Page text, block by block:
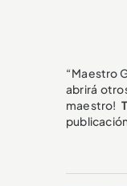
“Maestro
abrirá
maestro!